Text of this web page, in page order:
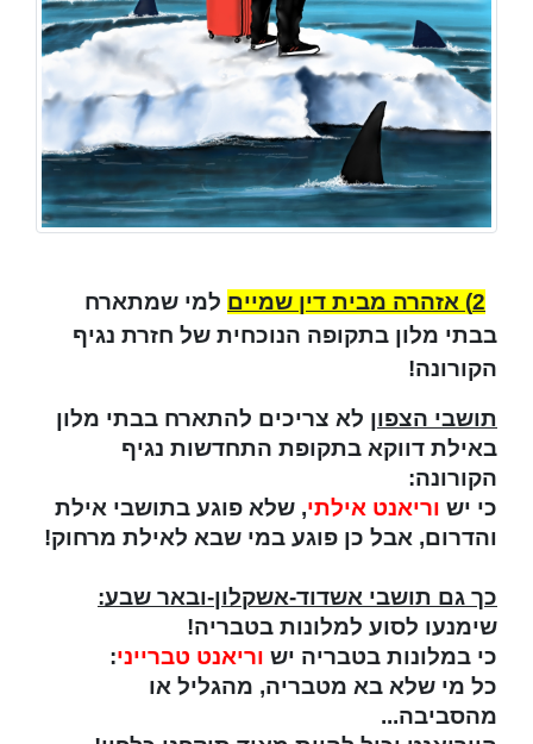
2) אזהרה מבית דין שמיים
למי שמתארח
בבתי מלון בתקופה הנוכחית של חזרת נגיף
הקורונה!
תושבי הצפון לא צריכים להתארח בבתי מלון
באילת דווקא בתקופת התחדשות נגיף
הקורונה:
כי יש וריאנט אילתי, שלא פוגע בתושבי אילת
והדרום, אבל כן פוגע במי שבא לאילת מרחוק!
כך גם תושבי אשדוד-אשקלון-ובאר שבע:
שימנעו לסוע למלונות בטבריה!
כי במלונות בטבריה יש וריאנט טברייני:
כל מי שלא בא מטבריה, מהגליל או
מהסביבה...